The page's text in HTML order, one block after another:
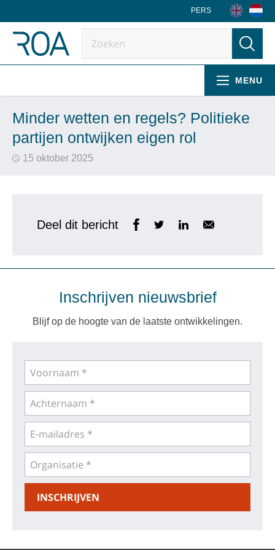
PERS
MENU
Minder wetten en regels? Politieke
partijen ontwijken eigen rol
15 oktober 2025
Deel dit bericht
Inschrijven nieuwsbrief
Blijf op de hoogte van de laatste ontwikkelingen.